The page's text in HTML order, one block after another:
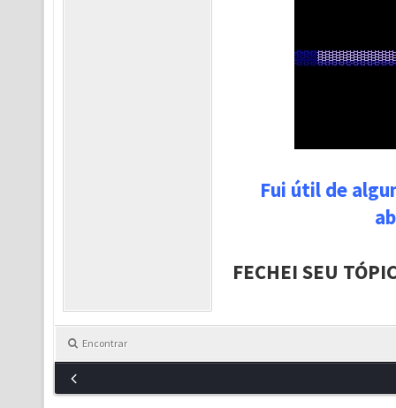
Fui útil de
FECHEI SEU
Encontrar